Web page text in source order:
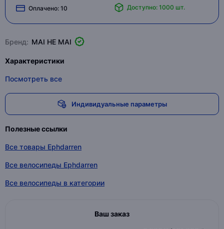
Оплачено: 10 Доступно: 1000 шт.
Бренд: MAI HE MAI
Характеристики
Посмотреть все
Индивидуальные параметры
Полезные ссылки
Все товары Ephdarren
Все велосипеды Ephdarren
Все велосипеды в категории
Ваш заказ